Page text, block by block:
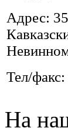
Адрес:
Тел/факс:
На